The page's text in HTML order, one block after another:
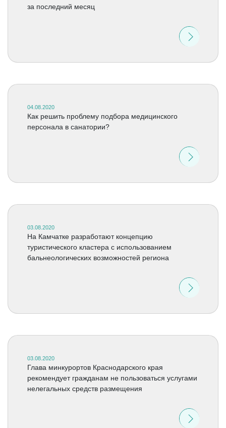
за последний месяц
04.08.2020
Как решить проблему подбора медицинского
персонала в санатории?
03.08.2020
На Камчатке разработают концепцию
туристического кластера с использованием
бальнеологических возможностей региона
03.08.2020
Глава минкурортов Краснодарского края
рекомендует гражданам не пользоваться услугами
нелегальных средств размещения